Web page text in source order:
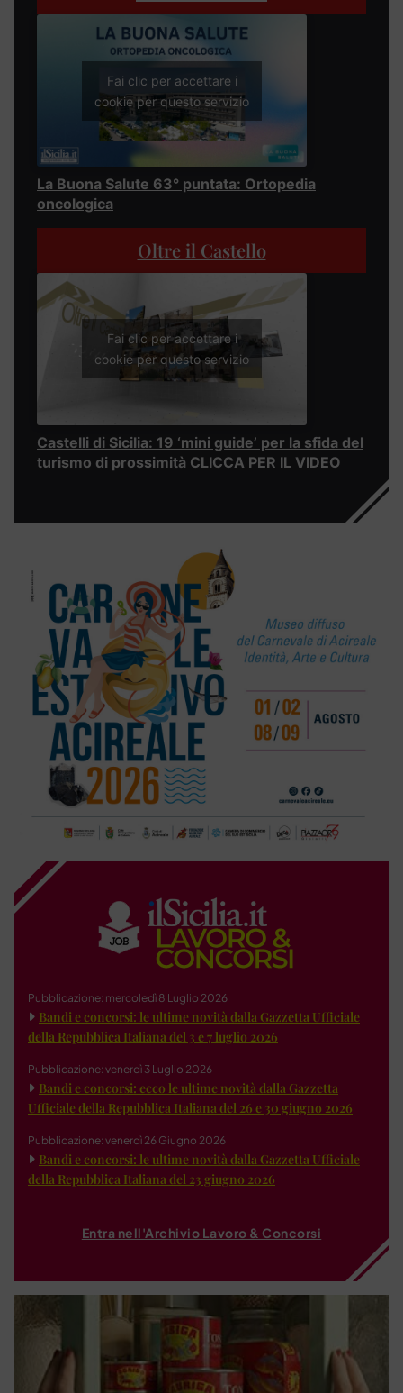
Fai clic per accettare i
cookie per questo servizio
La Buona Salute 63° puntata: Ortopedia
oncologica
Oltre il Castello
Fai clic per accettare i
cookie per questo servizio
Castelli di Sicilia: 19 ‘mini guide’ per la sfida del
turismo di prossimità CLICCA PER IL VIDEO
Pubblicazione: mercoledì 8 Luglio 2026
Bandi e concorsi: le ultime novità dalla Gazzetta Ufficiale
della Repubblica Italiana del 3 e 7 luglio 2026
Pubblicazione: venerdì 3 Luglio 2026
Bandi e concorsi: ecco le ultime novità dalla Gazzetta
Ufficiale della Repubblica Italiana del 26 e 30 giugno 2026
Pubblicazione: venerdì 26 Giugno 2026
Bandi e concorsi: le ultime novità dalla Gazzetta Ufficiale
della Repubblica Italiana del 23 giugno 2026
Entra nell'Archivio Lavoro & Concorsi